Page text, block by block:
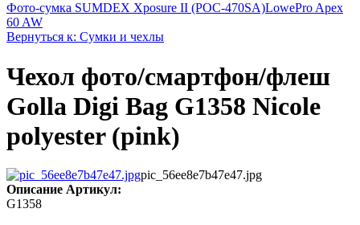
Фото-сумка SUMDEX Xposure II (POC-470SA)LowePro Apex
60 AW
Вернуться к: Сумки и чехлы
Чехол фото/смартфон/флеш
Golla Digi Bag G1358 Nicole
polyester (pink)
pic_56ee8e7b47e47.jpg
Описание Артикул:
G1358